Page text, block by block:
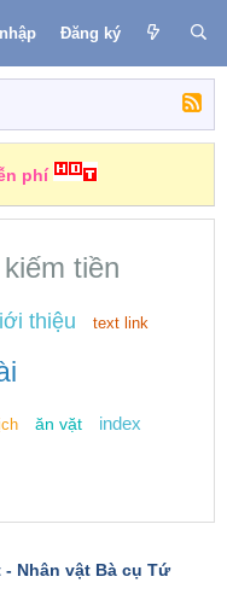
Đăng ký
phí
kiếm tiền
thiệu text link
ăn vặt index
Nhân vật Bà cụ Tứ